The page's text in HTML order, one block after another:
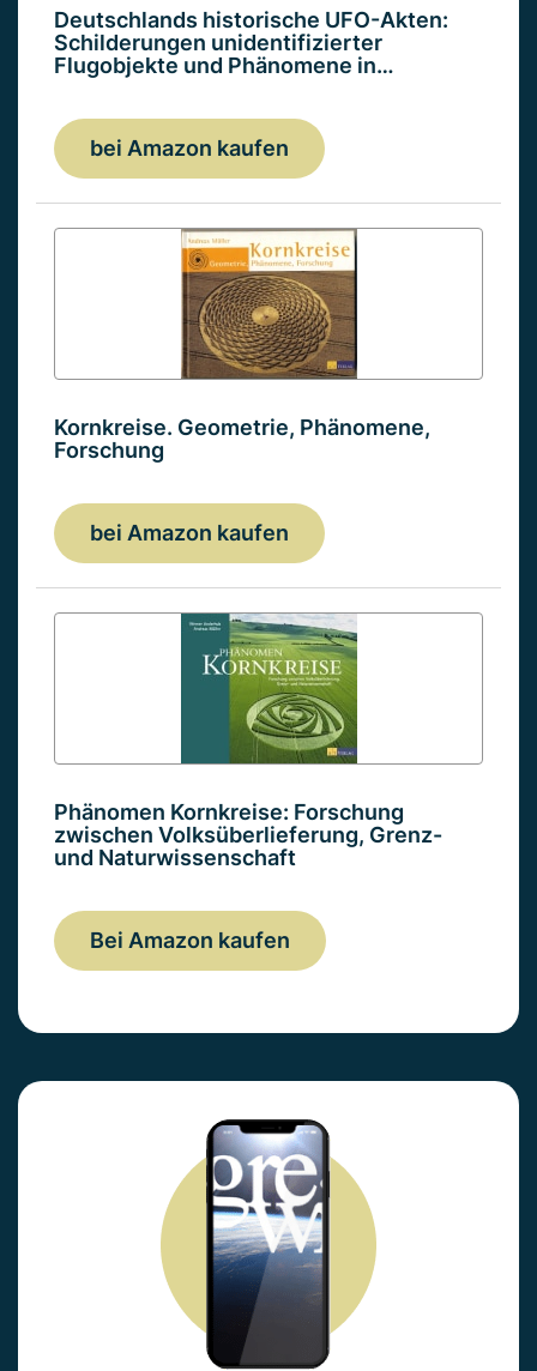
Deutschlands historische UFO-Akten:
Schilderungen unidentifizierter
Flugobjekte und Phänomene in…
bei Amazon kaufen
Kornkreise. Geometrie, Phänomene,
Forschung
bei Amazon kaufen
Phänomen Kornkreise: Forschung
zwischen Volksüberlieferung, Grenz-
und Naturwissenschaft
Bei Amazon kaufen